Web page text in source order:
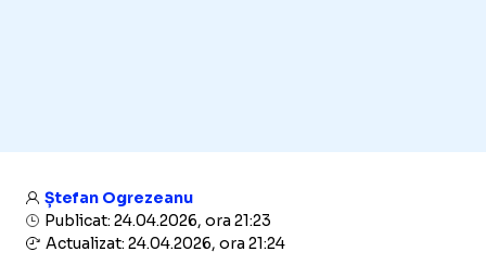
Ștefan Ogrezeanu
Publicat: 24.04.2026, ora 21:23
Actualizat: 24.04.2026, ora 21:24